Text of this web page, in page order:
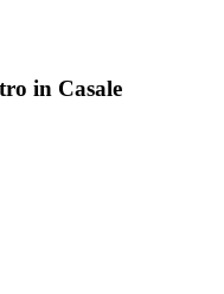
in Casale